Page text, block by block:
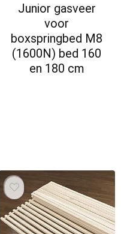
Junior gasveer
voor
boxspringbed M8
(1600N) bed 160
en 180 cm